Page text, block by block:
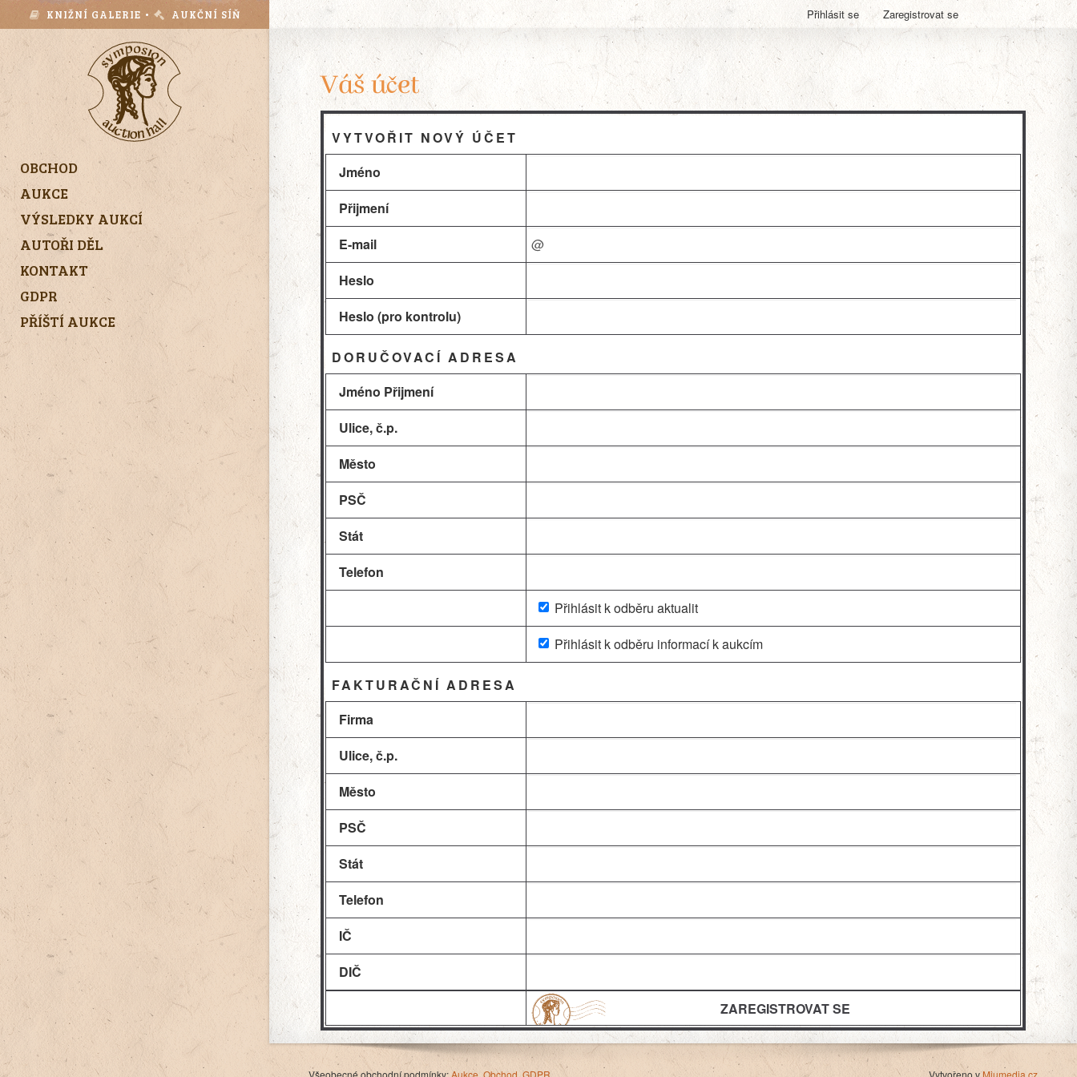
KNIŽNÍ GALERIE • AUKČNÍ SÍŇ
OBCHOD
AUKCE
VÝSLEDKY AUKCÍ
AUTOŘI DĚL
KONTAKT
GDPR
PŘÍŠTÍ AUKCE
Přihlásit se Zaregistrovat se
Váš účet
VYTVOŘIT NOVÝ ÚČET
Jméno
Přijmení
E-mail
Heslo
Heslo (pro kontrolu)
DORUČOVACÍ ADRESA
Jméno Přijmení
Ulice, č.p.
Město
PSČ
Stát
Telefon
Přihlásit k odběru aktualit
Přihlásit k odběru informací k aukcím
FAKTURAČNÍ ADRESA
Firma
Ulice, č.p.
Město
PSČ
Stát
Telefon
IČ
DIČ
Všeobecné obchodní podmínky: Aukce Obchod GDPR Vytvořeno vMiumedia.cz